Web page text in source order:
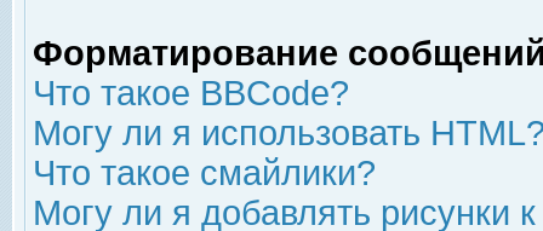
Форматирование
Что такое BBCode?
Могу ли я использовать
Что такое смайлики?
Могу ли я добавлять рисунки